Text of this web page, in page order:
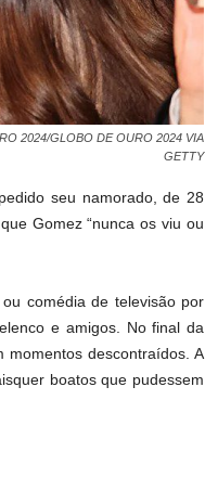
2024/GLOBO DE OURO 2024 VIA
GETTY
seu namorado, de 28
Gomez “nunca os viu ou
comédia de televisão por
e amigos. No final da
momentos descontraídos. A
boatos que pudessem